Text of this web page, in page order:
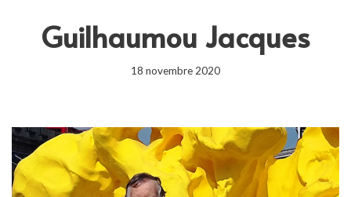
Guilhaumou Jacques
18 novembre 2020